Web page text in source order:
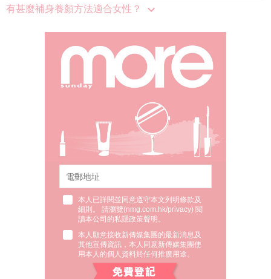
有甚麼補身養顏方法適合女性？
本人已詳閱並同意遵守本文列明條款及
細則。 請瀏覽(nmg.com.hk/privacy) 閱
讀本公司的私隱政策聲明。
本人願意接收新傳媒集團的最新消息及
其他宣傳資訊，本人同意新傳媒集團使
用本人的個人資料於任何推廣用途。